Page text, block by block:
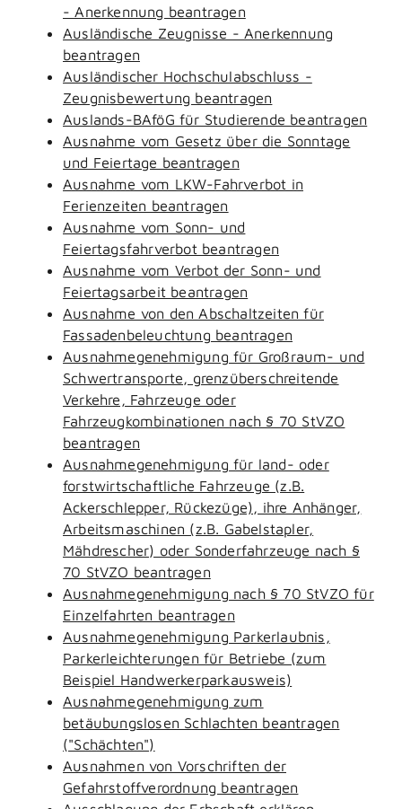
- Anerkennung beantragen
Ausländische Zeugnisse - Anerkennung
beantragen
Ausländischer Hochschulabschluss -
Zeugnisbewertung beantragen
Auslands-BAföG für Studierende beantragen
Ausnahme vom Gesetz über die Sonntage
und Feiertage beantragen
Ausnahme vom LKW-Fahrverbot in
Ferienzeiten beantragen
Ausnahme vom Sonn- und
Feiertagsfahrverbot beantragen
Ausnahme vom Verbot der Sonn- und
Feiertagsarbeit beantragen
Ausnahme von den Abschaltzeiten für
Fassadenbeleuchtung beantragen
Ausnahmegenehmigung für Großraum- und
Schwertransporte, grenzüberschreitende
Verkehre, Fahrzeuge oder
Fahrzeugkombinationen nach § 70 StVZO
beantragen
Ausnahmegenehmigung für land- oder
forstwirtschaftliche Fahrzeuge (z.B.
Ackerschlepper, Rückezüge), ihre Anhänger,
Arbeitsmaschinen (z.B. Gabelstapler,
Mähdrescher) oder Sonderfahrzeuge nach §
70 StVZO beantragen
Ausnahmegenehmigung nach § 70 StVZO für
Einzelfahrten beantragen
Ausnahmegenehmigung Parkerlaubnis,
Parkerleichterungen für Betriebe (zum
Beispiel Handwerkerparkausweis)
Ausnahmegenehmigung zum
betäubungslosen Schlachten beantragen
("Schächten")
Ausnahmen von Vorschriften der
Gefahrstoffverordnung beantragen